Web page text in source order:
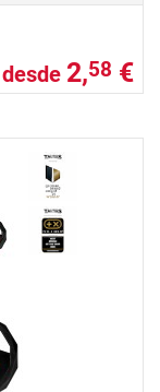
desde 2,58 €